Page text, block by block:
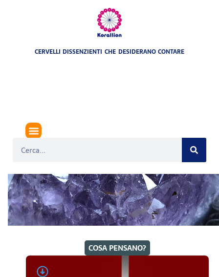
CERVELLI DISSENZIENTI CHE DESIDERANO CONTARE
COSA PENSANO?